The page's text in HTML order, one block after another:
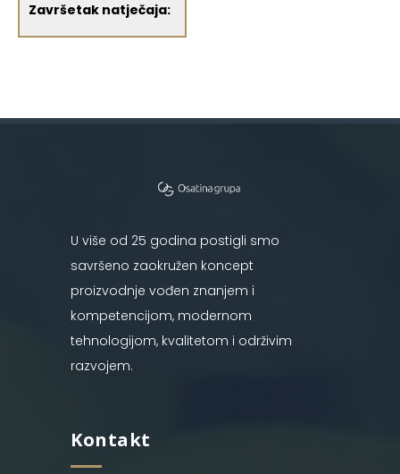
Završetak natječaja:
U više od 25 godina postigli smo
savršeno zaokružen koncept
proizvodnje vođen znanjem i
kompetencijom, modernom
tehnologijom, kvalitetom i održivim
razvojem.
Kontakt